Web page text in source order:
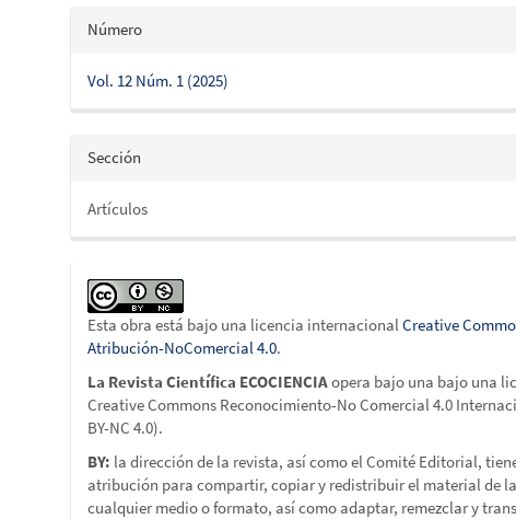
Número
Vol. 12 Núm. 1 (2025)
Sección
Artículos
Esta obra está bajo una licencia internacionalCreative
Atribución-NoComercial 4.0.
La Revista Científica ECOCIENCIAopera bajo una bajo una
Creative Commons Reconocimiento-No Comercial 4.0
BY-NC 4.0).
BY: la dirección de la revista, así como el Comité Editorial,
atribución para compartir, copiar y redistribuir el material de
cualquier medio o formato, así como adaptar, remezclar y